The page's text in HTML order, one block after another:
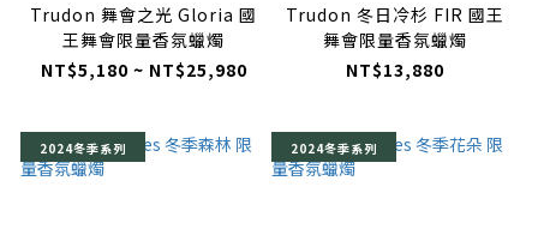
Trudon 舞會之光 Gloria 國
王舞會限量香氛蠟燭
NT$5,180 ~ NT$25,980
Trudon 冬日冷杉 FIR 國王
舞會限量香氛蠟燭
NT$13,880
2024冬季系列 2024冬季系列